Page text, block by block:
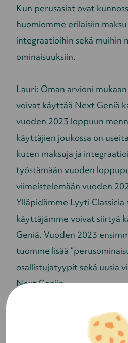
Kun perusasiat ovat
huomiomme erilaisiin
integraatioihin sekä muihin
ominaisuuksiin.
Lauri: Oman arvioni
voivat käyttää Next Geniä
vuoden 2023 loppuun
käyttäjien joukossa on
kuten maksuja ja
työstämään vuoden
viimeistelemään vuoden
Ylläpidämme Lyyti Classicia
käyttäjämme voivat siirtyä
Geniä. Vuoden 2023
tuomme lisää
osallistujatyypit sekä uusia
Next Geniin.
Olet maininnut
useamman kerran.
tuotekehityksen